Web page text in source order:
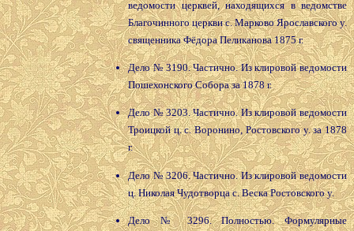
ведомости церквей, находящихся в ведомстве
Благочинного церкви с. Марково Ярославского у.
священника Фёдора Пеликанова 1875 г.
Дело № 3190. Частично. Из клировой ведомости
Пошехонского Собора за 1878 г.
Дело № 3203. Частично. Из клировой ведомости
Троицкой ц. с. Воронино, Ростовского у. за 1878
г.
Дело № 3206. Частично. Из клировой ведомости
ц. Николая Чудотворца с. Веска Ростовского у.
Дело № 3296. Полностью. Формулярные